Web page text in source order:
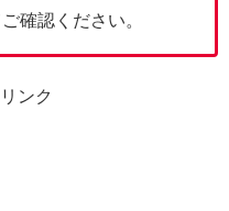
確認ください。
ンク